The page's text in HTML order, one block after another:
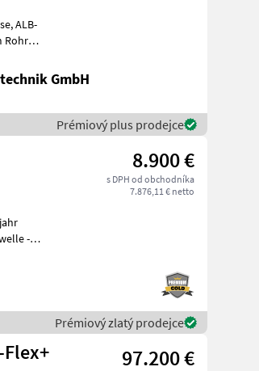
GmbH
Prémiový plus prodejce
8.900 €
s DPH od obchodníka
7.876,11 € netto
-
Prémiový zlatý prodejce
Flex+
97.200 €